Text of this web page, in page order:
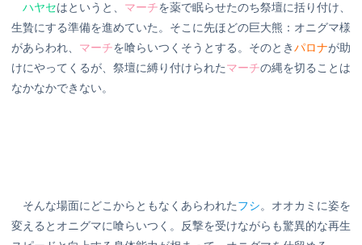
ハヤセはというと、 マーチを薬で眠らせたのち祭壇に括り付け、
生贄にする準備を進めていた。そこに先ほどの巨大熊：オニグマ様
があらわれ、 マーチを喰らいつくそうとする。そのときパロナが助
けにやってくるが、祭壇に縛り付けられたマーチの縄を切ることは
なかなかできない。
そんな場面にどこからともなくあらわれたフシ。オオカミに姿を
変えるとオニグマに喰らいつく。反撃を受けながらも驚異的な再生